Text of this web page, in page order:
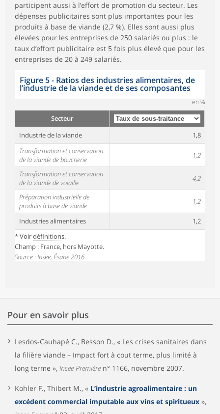
participent aussi à l’effort de promotion du secteur. Les
dépenses publicitaires sont plus importantes pour les
produits à base de viande (2,7 %). Elles sont aussi plus
élevées pour les entreprises de 250 salariés ou plus : le
taux d’effort publicitaire est 5 fois plus élevé que pour les
entreprises de 20 à 249 salariés.
Figure 5 - Ratios des industries alimentaires, de
l’industrie de la viande et de ses composantes
en %
Secteur
Industrie de la viande
1,8
Transformation et conservation
de la viande de boucherie
1,2
Transformation et conservation
de la viande de volaille
4,2
Préparation industrielle de
produits à base de viande
1,2
Industries alimentaires
1,2
* Voirdéfinitions.
Champ : France, hors Mayotte.
Source : Insee, Ésane 2016.
Pour en savoir plus
Lesdos-Cauhapé C., Besson D., « Les crises sanitaires dans
la filière viande – Impact fort à cout terme, plus limité à
long terme », Insee Première n° 1166, novembre 2007.
Kohler F., Thibert M., « L’industrie agroalimentaire : un
excédent commercial imputable aux vins et spiritueux »,